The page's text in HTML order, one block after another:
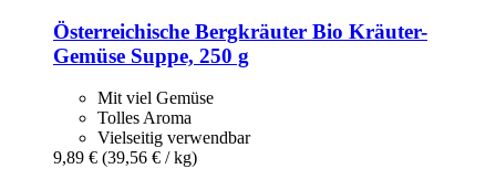
Österreichische Bergkräuter Bio Kräuter-​
Gemüse Suppe, 250 g
Mit viel Gemüse
Tolles Aroma
Vielseitig verwendbar
9,89 € (39,56 € / kg)